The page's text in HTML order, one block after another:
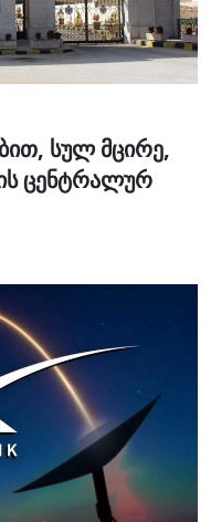
სულ მცირე,
ცენტრალურ